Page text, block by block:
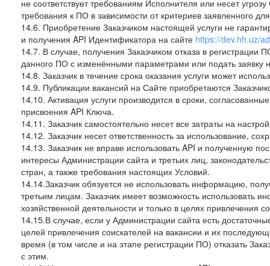
не соответствует требованиям Исполнителя или несет
требования к ПО в зависимости от критериев заявленного
14.6. Приобретение Заказчиком настоящей услуги не
и получения API Идентификатора на сайте https://dev.hh.uz/
14.7. В случае, получения Заказчиком отказа в регистрации
данного ПО с изменёнными параметрами или подать заявку
14.8. Заказчик в течение срока оказания услуги может
14.9. Публикации вакансий на Сайте приобретаются
14.10. Активация услуги производится в сроки,
присвоения API Ключа.
14.11. Заказчик самостоятельно несет все затраты на
14.12. Заказчик несет ответственность за использование,
14.13. Заказчик не вправе использовать API и
интересы Администрации сайта и третьих лиц,
стран, а также требования настоящих Условий.
14.14.Заказчик обязуется не использовать информацию,
третьим лицам. Заказчик имеет возможность использовать
хозяйственной деятельности и только в целях привлечения
14.15.В случае, если у Администрации сайта есть
целей привлечения соискателей на вакансии и их
время (в том числе и на этапе регистрации ПО) отказать
с этим.